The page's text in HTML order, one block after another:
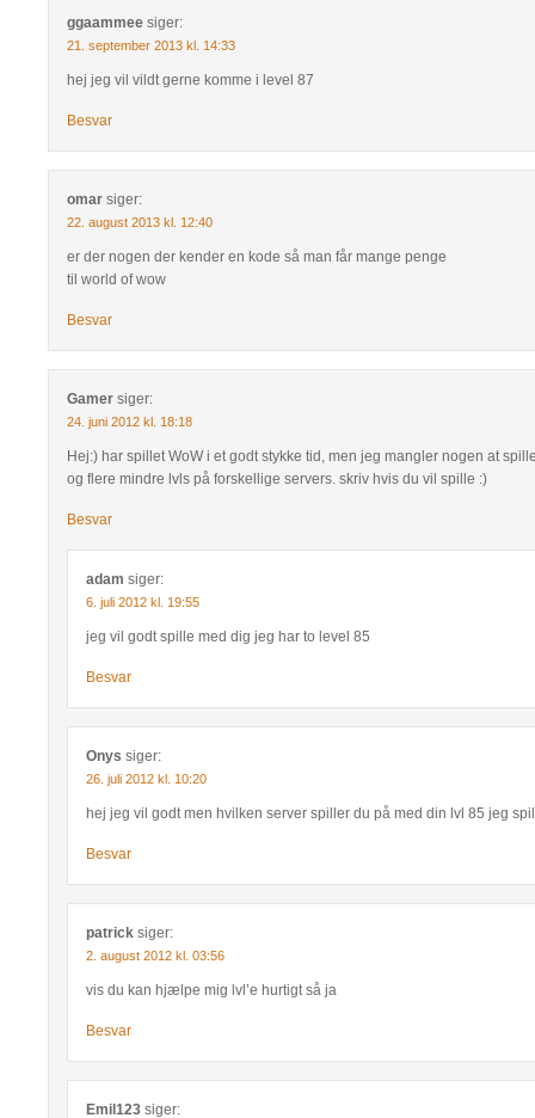
ggaammee siger:
21. september 2013 kl. 14:33
hej jeg vil vildt gerne komme i level 87
Besvar
omar siger:
22. august 2013 kl. 12:40
er der nogen der kender en kode så man får mange penge
til world of wow
Besvar
Gamer siger:
24. juni 2012 kl. 18:18
Hej:) har spillet WoW i et godt stykke tid, men jeg mangler nogen at
og flere mindre lvls på forskellige servers. skriv hvis du vil spille :)
Besvar
adam siger:
6. juli 2012 kl. 19:55
jeg vil godt spille med dig jeg har to level 85
Besvar
Onys siger:
26. juli 2012 kl. 10:20
hej jeg vil godt men hvilken server spiller du på med din lvl 85 jeg
Besvar
patrick siger:
2. august 2012 kl. 03:56
vis du kan hjælpe mig lvl’e hurtigt så ja
Besvar
Emil123 siger: